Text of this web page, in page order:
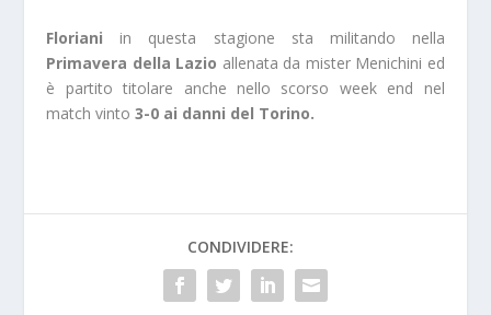
Floriani in questa stagione sta militando nella
Primavera della Lazio allenata da mister Menichini ed
è partito titolare anche nello scorso week end nel
match vinto3-0 ai danni del Torino.
CONDIVIDERE: